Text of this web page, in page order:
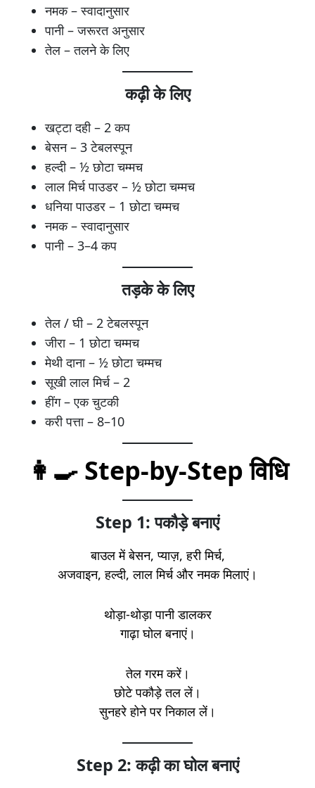
नमक – स्वादानुसार
पानी – जरूरत अनुसार
तेल – तलने के लिए
कढ़ी के लिए
खट्टा दही – 2 कप
बेसन – 3 टेबलस्पून
हल्दी – ½ छोटा चम्मच
लाल मिर्च पाउडर – ½ छोटा चम्मच
धनिया पाउडर – 1 छोटा चम्मच
नमक – स्वादानुसार
पानी – 3–4 कप
तड़के के लिए
तेल / घी – 2 टेबलस्पून
जीरा – 1 छोटा चम्मच
मेथी दाना – ½ छोटा चम्मच
सूखी लाल मिर्च – 2
हींग – एक चुटकी
करी पत्ता – 8–10
👩‍🍳 Step-by-Step विधि
Step 1: पकौड़े बनाएं
बाउल में बेसन, प्याज़, हरी मिर्च,
अजवाइन, हल्दी, लाल मिर्च और नमक मिलाएं।
थोड़ा-थोड़ा पानी डालकर
गाढ़ा घोल बनाएं।
तेल गरम करें।
छोटे पकौड़े तल लें।
सुनहरे होने पर निकाल लें।
Step 2: कढ़ी का घोल बनाएं